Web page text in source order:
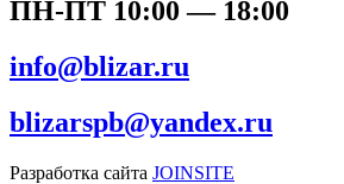
ПН-ПТ 10:00 — 18:00
info@blizar.ru
blizarspb@yandex.ru
Разработка сайта JOINSITE